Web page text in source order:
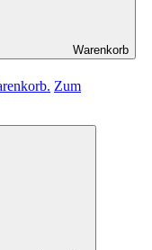
Warenkorb
Zum